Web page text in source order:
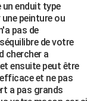
un enduit type
peinture ou
pas de
de votre
chercher a
ensuite peut être
et ne pas
a pas grands